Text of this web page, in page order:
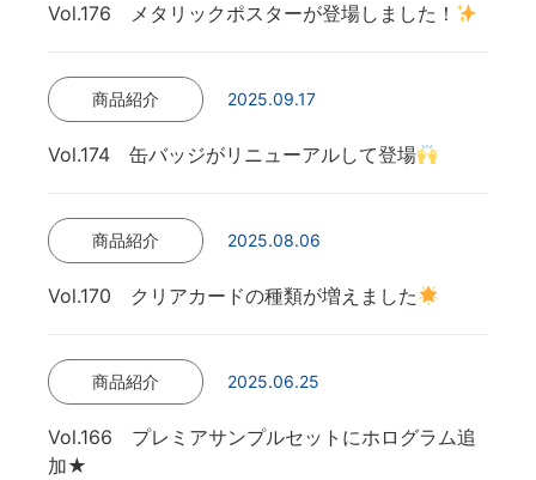
Vol.176 メタリックポスターが登場しました！
商品紹介 2025.09.17
Vol.174 缶バッジがリニューアルして登場
商品紹介 2025.08.06
Vol.170 クリアカードの種類が増えました
商品紹介 2025.06.25
Vol.166 プレミアサンプルセットにホログラム追
加★